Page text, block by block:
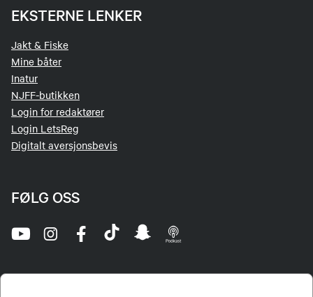
EKSTERNE LENKER
Jakt & Fiske
Mine båter
Inatur
NJFF-butikken
Login for redaktører
Login LetsReg
Digitalt aversjonsbevis
FØLG OSS